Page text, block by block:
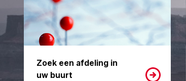
Zoek een afdeling in
uw buurt